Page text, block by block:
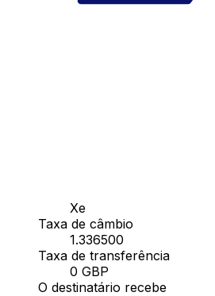
Xe
Taxa de câmbio
1.336500
Taxa de transferência
0 GBP
O destinatário recebe